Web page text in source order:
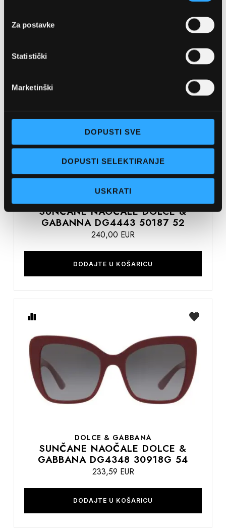
Za postavke
Statistički
Marketinški
DOPUSTI SVE
DOPUSTI SELEKTIRANJE
USKRATI
SUNČANE NAOČALE DOLCE &
GABANNA DG4443 50187 52
240,00 EUR
DODAJTE U KOŠARICU
na
želja
DOLCE & GABBANA
SUNČANE NAOČALE DOLCE &
GABBANA DG4348 30918G 54
233,59 EUR
DODAJTE U KOŠARICU
listu
želja